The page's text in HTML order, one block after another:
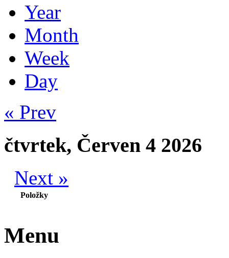
Year
Month
Week
Day
« Prev
čtvrtek, Červen 4 2026
Next »
Položky
Menu